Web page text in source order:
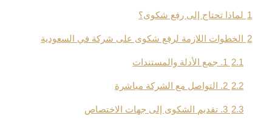
1 لماذا تحتاج إلى رفع شكوى؟
2 الخطوات اللازمة لرفع شكوى على شركة في السعودية
2.1 1. جمع الأدلة والمستندات
2.2 2. التواصل مع الشركة مباشرة
2.3 3. تقديم الشكوى إلى جهات الاختصاص